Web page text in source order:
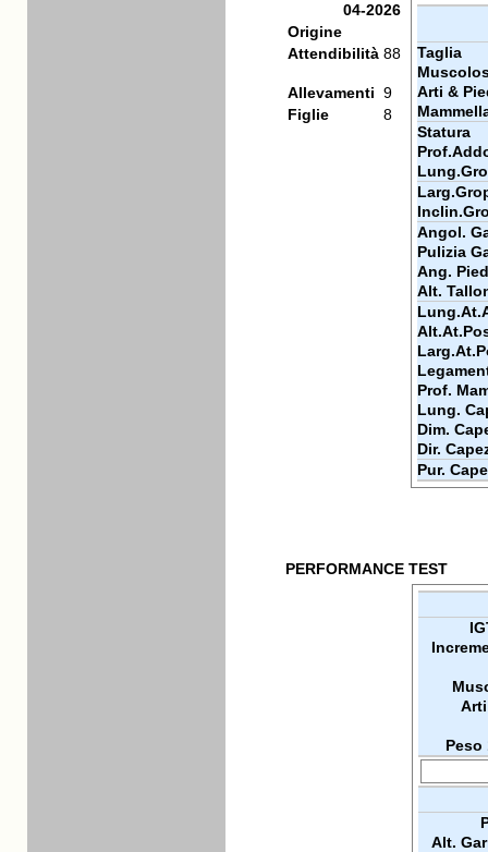
04-2026
Origine
Attendibilità 88
Allevamenti 9
Figlie
8
Taglia
Arti &
Statura
Angol.
Pulizia
Ang.
Alt.
Prof.
Lung.
Dim.
Dir.
Pur.
PERFORMANCE TEST
Peso
Alt.